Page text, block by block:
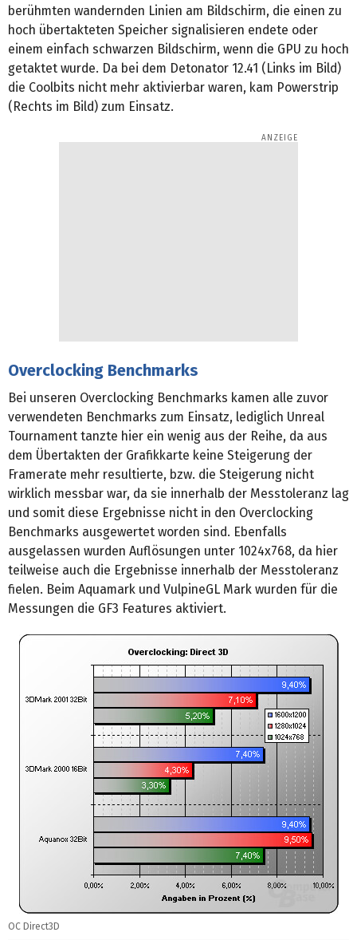
berühmten wandernden Linien am Bildschirm, die einen zu
hoch übertakteten Speicher signalisieren endete oder
einem einfach schwarzen Bildschirm, wenn die GPU zu hoch
getaktet wurde. Da bei dem Detonator 12.41 (Links im Bild)
die Coolbits nicht mehr aktivierbar waren, kam Powerstrip
(Rechts im Bild) zum Einsatz.
Overclocking Benchmarks
Bei unseren Overclocking Benchmarks kamen alle zuvor
verwendeten Benchmarks zum Einsatz, lediglich Unreal
Tournament tanzte hier ein wenig aus der Reihe, da aus
dem Übertakten der Grafikkarte keine Steigerung der
Framerate mehr resultierte, bzw. die Steigerung nicht
wirklich messbar war, da sie innerhalb der Messtoleranz lag
und somit diese Ergebnisse nicht in den Overclocking
Benchmarks ausgewertet worden sind. Ebenfalls
ausgelassen wurden Auflösungen unter 1024x768, da hier
teilweise auch die Ergebnisse innerhalb der Messtoleranz
fielen. Beim Aquamark und VulpineGL Mark wurden für die
Messungen die GF3 Features aktiviert.
OC Direct3D